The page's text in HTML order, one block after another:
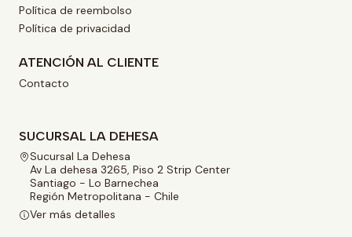
Política de reembolso
Política de privacidad
ATENCIÓN AL CLIENTE
Contacto
SUCURSAL LA DEHESA
Sucursal La Dehesa
Av La dehesa 3265, Piso 2 Strip Center
Santiago - Lo Barnechea
Región Metropolitana - Chile
Ver más detalles